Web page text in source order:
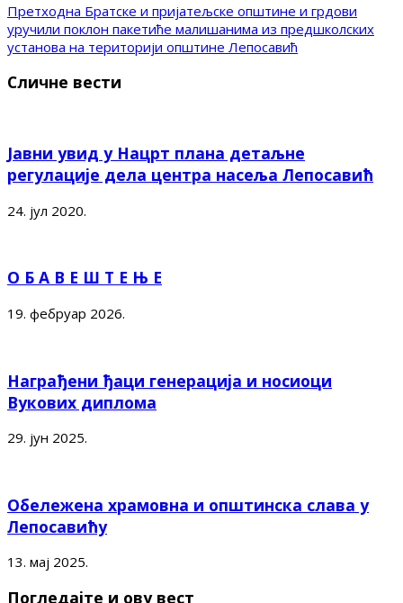
Претходна Братске и пријатељске општине и грдови
уручили поклон пакетиће малишанима из предшколских
установа на територији општине Лепосавић
Сличне вести
Јавни увид у Нацрт плана детаљне
регулације дела центра насеља Лепосавић
24. јул 2020.
О Б А В Е Ш Т Е Њ Е
19. фебруар 2026.
Награђени ђаци генерација и носиоци
Вукових диплома
29. јун 2025.
Обележена храмовна и општинска слава у
Лепосавићу
13. мај 2025.
Погледајте и ову вест